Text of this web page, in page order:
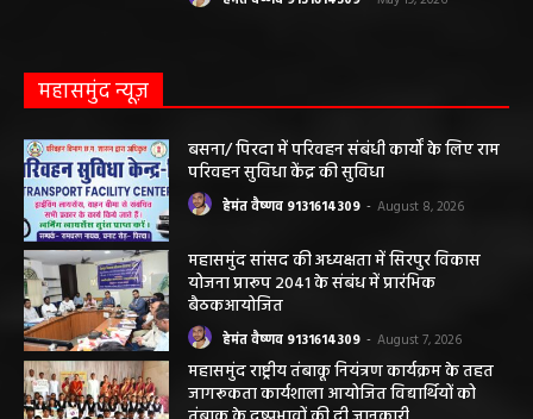
बसना/ पिरदा में परिवहन संबंधी कार्यों के लिए राम
परिवहन सुविधा केंद्र की सुविधा
हेमंत वैष्णव 9131614309 - August 8, 2026
महासमुंद सांसद की अध्यक्षता में सिरपुर विकास
योजना प्रारूप 2041 के संबंध में प्रारंभिक
बैठकआयोजित
हेमंत वैष्णव 9131614309
महासमुंद राष्ट्रीय तंबाकू नियंत्रण कार्यक्रम के तहत
जागरूकता कार्यशाला आयोजित विद्यार्थियों को
तंबाकू के दुष्प्रभावों की दी जानकारी